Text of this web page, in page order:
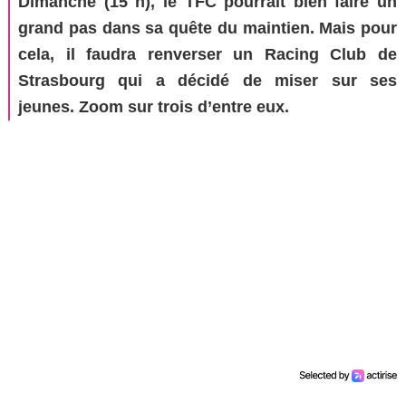
grand pas dans sa quête du maintien. Mais pour
cela, il faudra renverser un Racing Club de
Strasbourg qui a décidé de miser sur ses
jeunes. Zoom sur trois d’entre eux.